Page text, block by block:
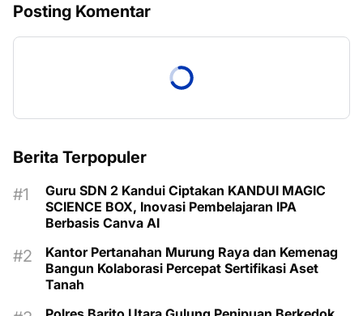
Posting Komentar
Berita Terpopuler
Guru SDN 2 Kandui Ciptakan KANDUI MAGIC
SCIENCE BOX, Inovasi Pembelajaran IPA
Berbasis Canva AI
Kantor Pertanahan Murung Raya dan Kemenag
Bangun Kolaborasi Percepat Sertifikasi Aset
Tanah